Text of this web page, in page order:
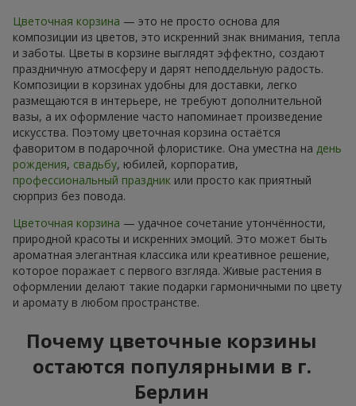
Цветочная корзина — это не просто основа для
композиции из цветов, это искренний знак внимания, тепла
и заботы. Цветы в корзине выглядят эффектно, создают
праздничную атмосферу и дарят неподдельную радость.
Композиции в корзинах удобны для доставки, легко
размещаются в интерьере, не требуют дополнительной
вазы, а их оформление часто напоминает произведение
искусства. Поэтому цветочная корзина остаётся
фаворитом в подарочной флористике. Она уместна на день
рождения, свадьбу, юбилей, корпоратив,
профессиональный праздник или просто как приятный
сюрприз без повода.
Цветочная корзина — удачное сочетание утончённости,
природной красоты и искренних эмоций. Это может быть
ароматная элегантная классика или креативное решение,
которое поражает с первого взгляда. Живые растения в
оформлении делают такие подарки гармоничными по цвету
и аромату в любом пространстве.
Почему цветочные корзины
остаются популярными в г.
Берлин